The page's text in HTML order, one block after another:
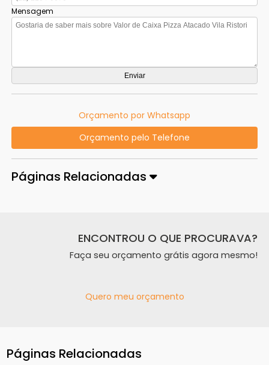
Mensagem
Orçamento por Whatsapp
Orçamento pelo Telefone
Páginas Relacionadas
ENCONTROU O QUE PROCURAVA?
Faça seu orçamento grátis agora mesmo!
Quero meu orçamento
Páginas Relacionadas